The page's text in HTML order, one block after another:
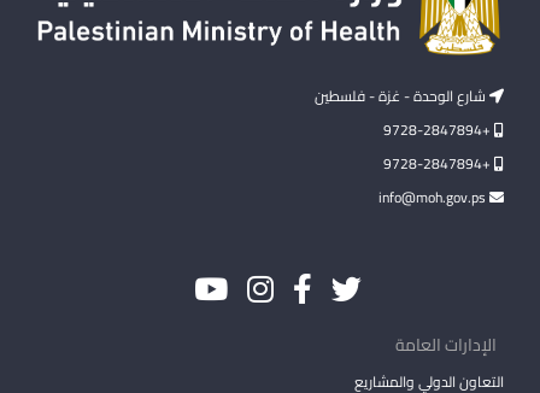
شارع الوحدة - غزة - فلسطين
+9728-2847894
+9728-2847894
الإدارات العامة
التعاون الدولي والمشاريع